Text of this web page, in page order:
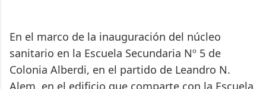
En el marco de la inauguración del núcleo
sanitario en la Escuela Secundaria Nº 5 de
Colonia Alberdi, en el partido de Leandro N.